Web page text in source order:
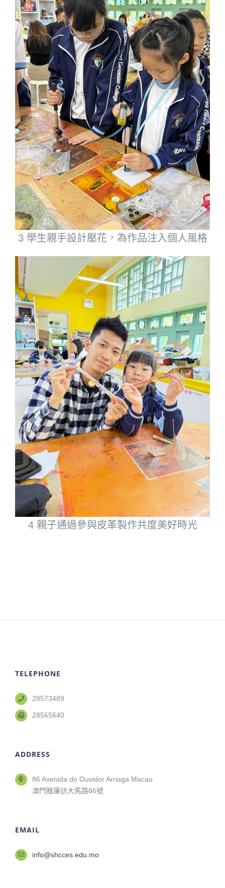
3 學生親手設計壓花，為作品注入個人風格
4 親子通過參與皮革製作共度美好時光
TELEPHONE
28573489
28565640
ADDRESS
86 Avenida do Ouvidor Arriaga Macau
澳門雅廉訪大馬路86號
EMAIL
info@shcces.edu.mo